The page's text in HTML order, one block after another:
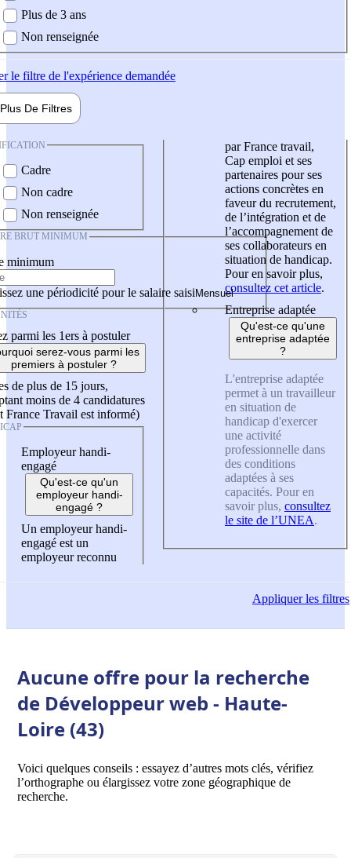
Plus de 3 ans
Non renseignée
le filtre de l'expérience demandée
Plus De Filtres
Cadre
Non cadre
Non renseignée
BRUT MINIMUM
minimum
une périodicité pour le salaire saisi
parmi les 1ers à postuler
serez-vous parmi les
premiers à postuler ?
de plus de 15 jours,
moins de 4 candidatures
France Travail est informé)
Employeur handi-
engagé
Qu'est-ce qu'un
employeur handi-
engagé ?
Un employeur handi-
engagé est un
employeur reconnu
par France travail,
Cap emploi et ses
partenaires pour ses
actions concrètes en
faveur du recrutement,
de l’intégration et de
l’accompagnement de
ses collaborateurs en
situation de handicap.
Pour en savoir plus,
consultez cet article.
Entreprise adaptée
Qu'est-ce qu'une
entreprise adaptée
?
L'entreprise adaptée
permet à un travailleur
en situation de
handicap d'exercer
une activité
professionnelle dans
des conditions
adaptées à ses
capacités. Pour en
savoir plus, consultez
le site de l’UNEA.
Appliquerles filtres
Aucune offre pour la recherche
de Développeur web - Haute-
Loire (43)
Voici quelques conseils : essayez d’autres mots clés, vérifiez
l’orthographe ou élargissez votre zone géographique de
recherche.